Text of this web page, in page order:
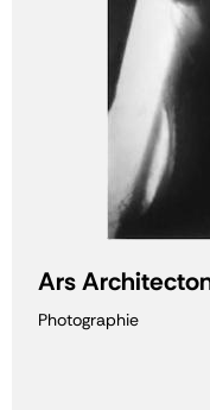
Ars
Photographie